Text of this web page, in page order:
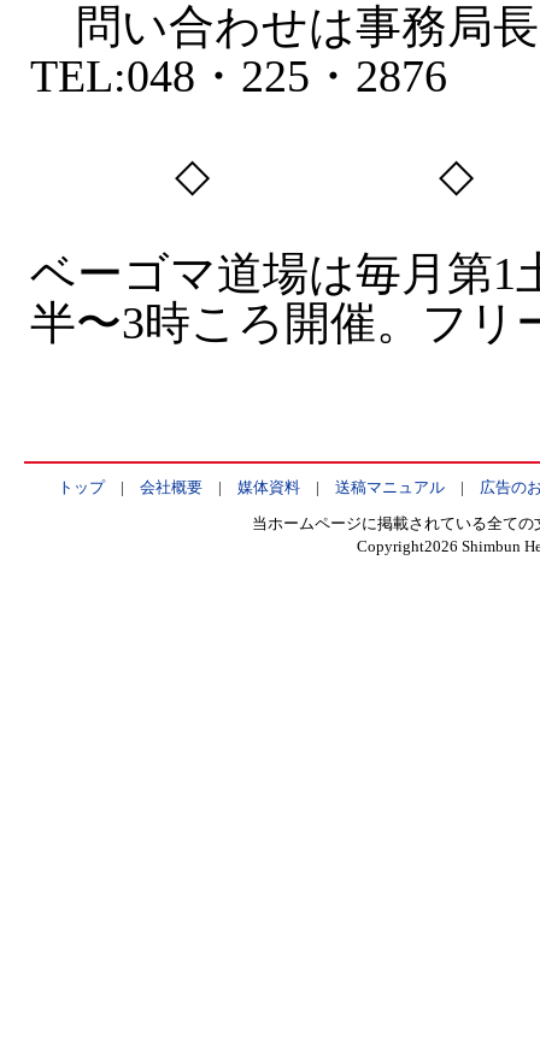
問い合わせは事務局
TEL:048・225・2876
◇
ベーゴマ道場は毎月第1
半〜3時ころ開催。フリ
トップ| 会社概要| 媒体資料| 送稿マニュアル| 広告の
当ホームページに掲載されている全て
Copyright2026 Shimbun